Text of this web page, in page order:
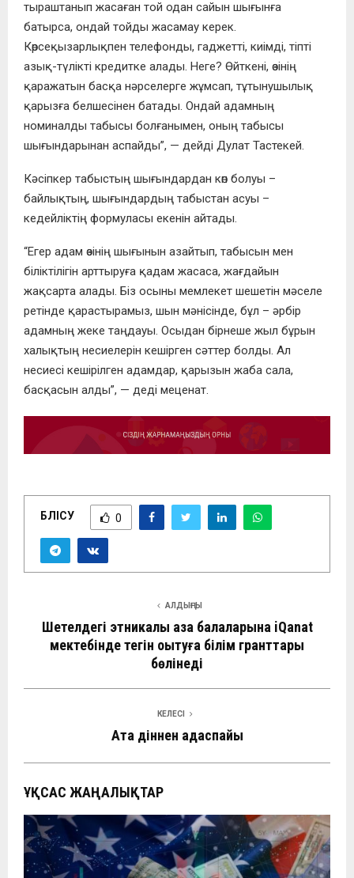
тыраштанып жасаған той одан сайын шығынға
батырса, ондай тойды жасамау керек.
Көрсеқызарлықпен телефонды, гаджетті, киімді, тіпті
азық-түлікті кредитке алады. Неге? Өйткені, өзінің
қаражатын басқа нәрселерге жұмсап, тұтынушылық
қарызға белшесінен батады. Ондай адамның
номиналды табысы болғанымен, оның табысы
шығындарынан аспайды”, — дейді Дулат Тастекей.
Кәсіпкер табыстың шығындардан көп болуы –
байлықтың, шығындардың табыстан асуы –
кедейліктің формуласы екенін айтады.
“Егер адам өзінің шығынын азайтып, табысын мен
біліктілігін арттыруға қадам жасаса, жағдайын
жақсарта алады. Біз осыны мемлекет шешетін мәселе
ретінде қарастырамыз, шын мәнісінде, бұл – әрбір
адамның жеке таңдауы. Осыдан бірнеше жыл бұрын
халықтың несиелерін кешірген сәттер болды. Ал
несиесі кешірілген адамдар, қарызын жаба сала,
басқасын алды”, — деді меценат.
БӨЛІСУ 0
АЛДЫҢҒЫ
Шетелдегі этникалық қазақ балаларына iQanat
мектебінде тегін оқытуға білім гранттары
бөлінеді
КЕЛЕСІ
Ата діннен адаспайық
ҰҚСАС ЖАҢАЛЫҚТАР